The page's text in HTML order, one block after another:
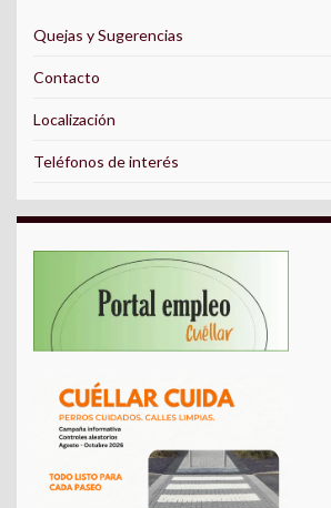
Quejas y Sugerencias
Contacto
Localización
Teléfonos de interés